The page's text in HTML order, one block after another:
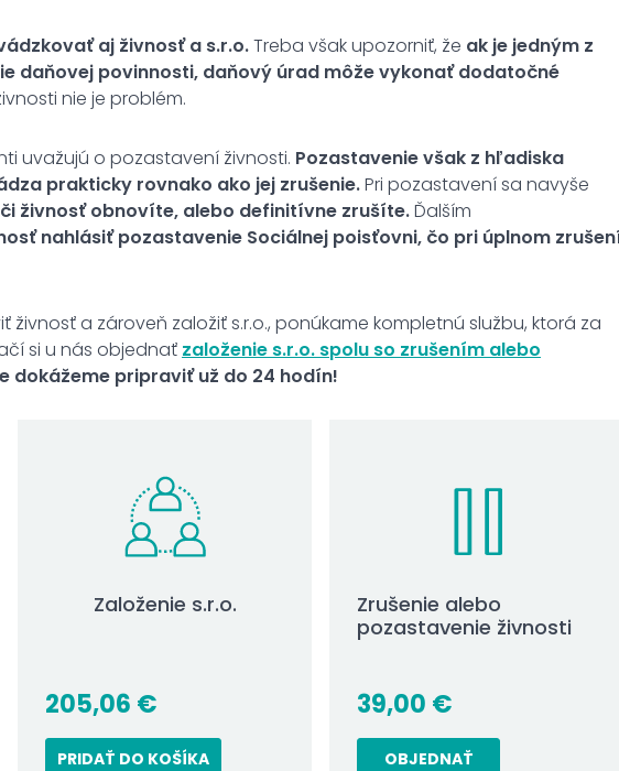
aj živnosť a s.r.o.Treba však upozorniť, že ak je jedným z
daňovej povinnosti, daňový úrad môže vykonať dodatočné
nie je problém.
uvažujú o pozastavení živnosti. Pozastavenievšak z hľadiska
prakticky rovnako ako jej zrušenie.Pri pozastavení sa navyše
živnosť obnovíte, alebo definitívne zrušíte.Ďalším
nahlásiť pozastavenie Sociálnej poisťovni, čo pri úplnom
a zároveň založiť s.r.o., ponúkame kompletnú službu, ktorá za
si u nás objednať založenie s.r.o. spolu so zrušením alebo
dokážeme pripraviť už do 24 hodín!
Založenie s.r.o.
205,06 €
PRIDAŤ DO KOŠÍKA
Zrušenie alebo
pozastavenie živnosti
39,00 €
OBJEDNAŤ